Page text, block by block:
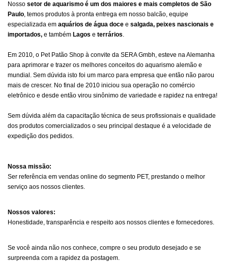
Nosso setor de aquarismo é um dos maiores e mais completos de São
Paulo, temos produtos à pronta entrega em nosso balcão, equipe
especializada em aquários de água doce e salgada, peixes nascionais e
importados, e também Lagos e terrários.
Em 2010, o Pet Patão Shop à convite da SERA Gmbh, esteve na Alemanha
para aprimorar e trazer os melhores conceitos do aquarismo alemão e
mundial. Sem dúvida isto foi um marco para empresa que então não parou
mais de crescer. No final de 2010 iniciou sua operação no comércio
eletrônico e desde então virou sinônimo de variedade e rapidez na entrega!
Sem dúvida além da capacitação técnica de seus profissionais e qualidade
dos produtos comercializados o seu principal destaque é a velocidade de
expedição dos pedidos.
Nossa missão:
Ser referência em vendas online do segmento PET, prestando o melhor
serviço aos nossos clientes.
Nossos valores:
Honestidade, transparência e respeito aos nossos clientes e fornecedores.
Se você ainda não nos conhece, compre o seu produto desejado e se
surpreenda com a rapidez da postagem.